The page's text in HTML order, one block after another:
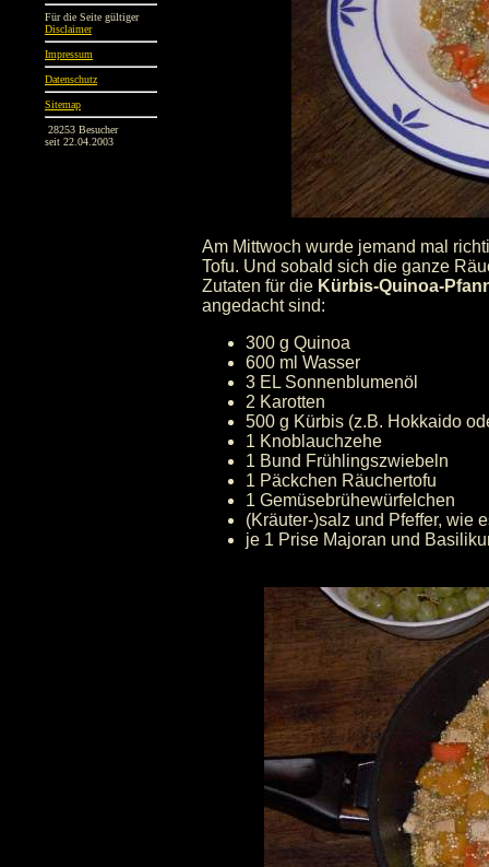
Für die Seite gültiger
Disclaimer
Impressum
Datenschutz
Sitemap
28253 Besucher
seit 22.04.2003
Am Mittwoch wurde jemand mal
Tofu. Und sobald sich die ganze
Zutaten für die Kürbis-Quinoa-
angedacht sind:
300 g Quinoa
600 ml Wasser
3 EL Sonnenblumenöl
2 Karotten
500 g Kürbis (z.B. Hokkaido
1 Knoblauchzehe
1 Bund Frühlingszwiebeln
1 Päckchen Räuchertofu
1 Gemüsebrühewürfelchen
(Kräuter-)salz und Pfeffer, wie
je 1 Prise Majoran und